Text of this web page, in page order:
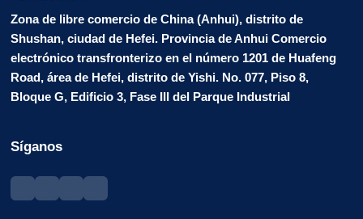
Zona de libre comercio de China (Anhui), distrito de
Shushan, ciudad de Hefei. Provincia de Anhui Comercio
electrónico transfronterizo en el número 1201 de Huafeng
Road, área de Hefei, distrito de Yishi. No. 077, Piso 8,
Bloque G, Edificio 3, Fase III del Parque Industrial
Síganos